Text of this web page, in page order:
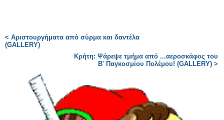
< Αριστουργήματα από σύρμα και δαντέλα
(GALLERY)
Κρήτη: Ψάρεψε τμήμα από ...αεροσκάφος του
Β' Παγκοσμίου Πολέμου! (GALLERY) >